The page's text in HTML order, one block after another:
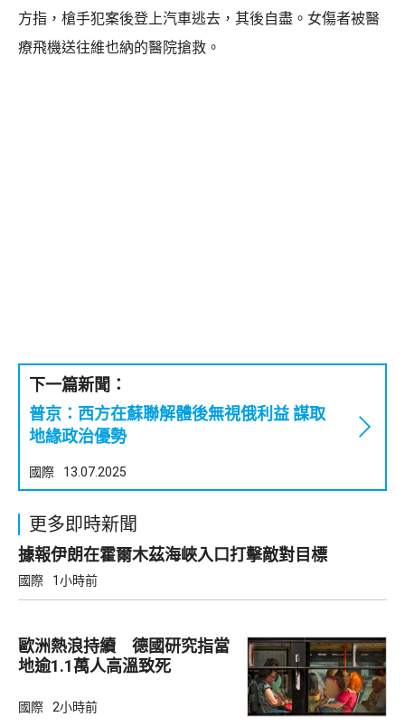
方指，槍手犯案後登上汽車逃去，其後自盡。女傷者被醫
療飛機送往維也納的醫院搶救。
下一篇新聞：
普京：西方在蘇聯解體後無視俄利益 謀取
地緣政治優勢
國際 13.07.2025
更多即時新聞
據報伊朗在霍爾木茲海峽入口打擊敵對目標
國際 1小時前
歐洲熱浪持續 德國研究指當
地逾1.1萬人高溫致死
國際 2小時前